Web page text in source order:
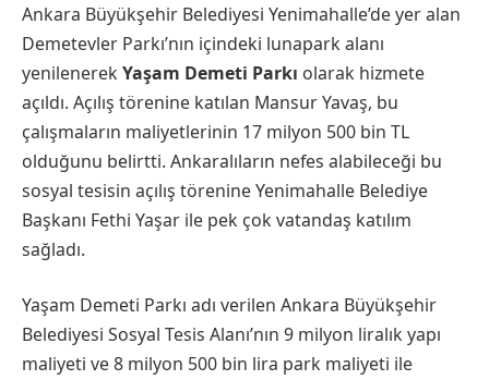
Ankara Büyükşehir Belediyesi Yenimahalle’de yer alan
Demetevler Parkı’nın içindeki lunapark alanı
yenilenerek Yaşam Demeti Parkı olarak hizmete
açıldı. Açılış törenine katılan Mansur Yavaş, bu
çalışmaların maliyetlerinin 17 milyon 500 bin TL
olduğunu belirtti. Ankaralıların nefes alabileceği bu
sosyal tesisin açılış törenine Yenimahalle Belediye
Başkanı Fethi Yaşar ile pek çok vatandaş katılım
sağladı.
Yaşam Demeti Parkı adı verilen Ankara Büyükşehir
Belediyesi Sosyal Tesis Alanı’nın 9 milyon liralık yapı
maliyeti ve 8 milyon 500 bin lira park maliyeti ile